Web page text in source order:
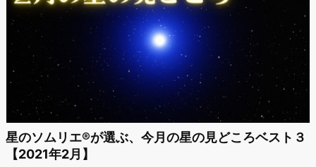
星のソムリエ®が選ぶ、今月の星の見どころベスト３
【2021年2月】